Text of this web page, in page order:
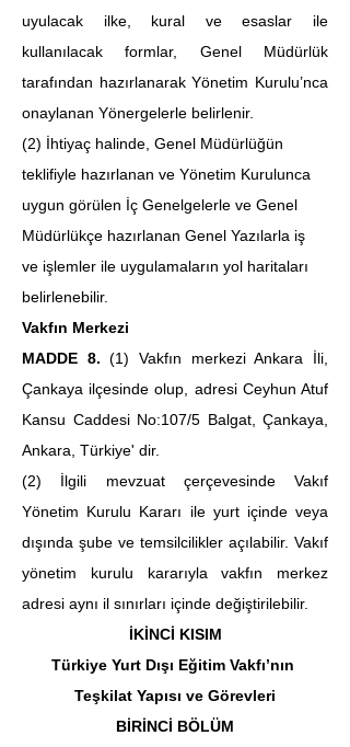
uyulacak ilke, kural ve esaslar ile
kullanılacak formlar, Genel Müdürlük
tarafından hazırlanarak Yönetim Kurulu’nca
onaylanan Yönergelerle belirlenir.
(2) İhtiyaç halinde, Genel Müdürlüğün
teklifiyle hazırlanan ve Yönetim Kurulunca
uygun görülen İç Genelgelerle ve Genel
Müdürlükçe hazırlanan Genel Yazılarla iş
ve işlemler ile uygulamaların yol haritaları
belirlenebilir.
Vakfın Merkezi
MADDE 8. (1) Vakfın merkezi Ankara İli,
Çankaya ilçesinde olup, adresi Ceyhun Atuf
Kansu Caddesi No:107/5 Balgat, Çankaya,
Ankara, Türkiye' dir.
(2) İlgili mevzuat çerçevesinde Vakıf
Yönetim Kurulu Kararı ile yurt içinde veya
dışında şube ve temsilcilikler açılabilir. Vakıf
yönetim kurulu kararıyla vakfın merkez
adresi aynı il sınırları içinde değiştirilebilir.
İKİNCİ KISIM
Türkiye Yurt Dışı Eğitim Vakfı’nın
Teşkilat Yapısı ve Görevleri
BİRİNCİ BÖLÜM